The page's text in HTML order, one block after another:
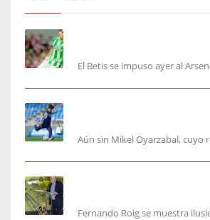
El Betis se impuso ayer al
Aún sin Mikel Oyarzabal, cuyo
Fernando Roig se muestra